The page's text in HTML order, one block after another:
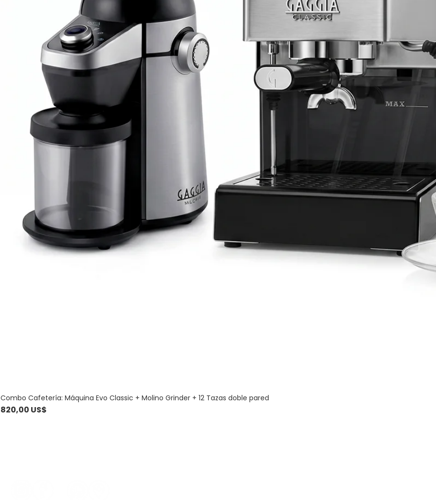
Combo Cafetería: Máquina Evo Classic + Molino Grinder + 12 Tazas doble pared
Precio
820,00 US$